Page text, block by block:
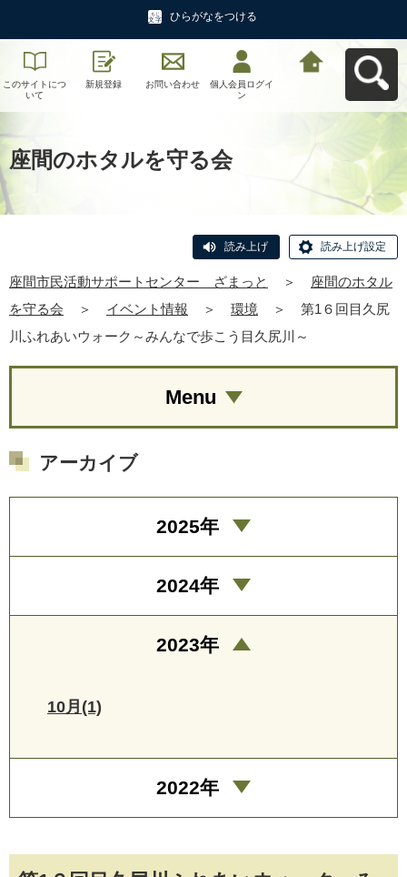
ひらがなをつける
このサイトにつ
いて
新規登録 お問い合わせ
個人会員ログイ
ン
座間のホタルを守る会
読み上げ 読み上げ設定
座間市民活動サポートセンター ざまっと ＞
座間のホタル
を守る会
＞ イベント情報 ＞ 環境 ＞
第1６回目久尻
川ふれあいウォーク～みんなで歩こう目久尻川～
Menu
アーカイブ
2025年
2024年
2023年
10月(1)
2022年